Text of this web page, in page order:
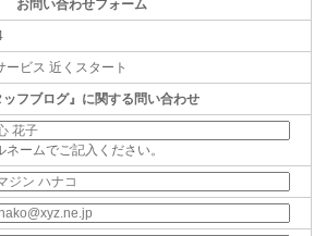
お問い合わせフォーム
ービス 近くスタート
ッフブログ』に関する問い合わせ
ネームでご記入ください。